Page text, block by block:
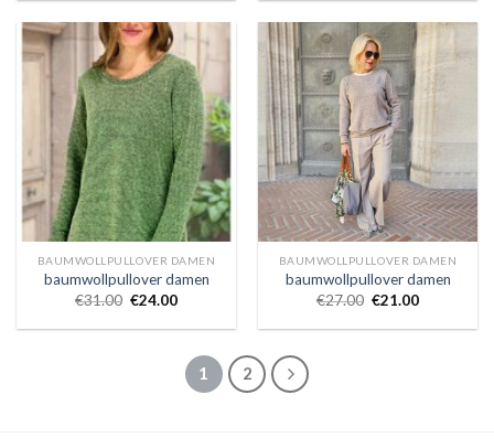
BAUMWOLLPULLOVER DAMEN
baumwollpullover damen
€31.00 €24.00
BAUMWOLLPULLOVER DAMEN
baumwollpullover damen
€27.00 €21.00
1 2